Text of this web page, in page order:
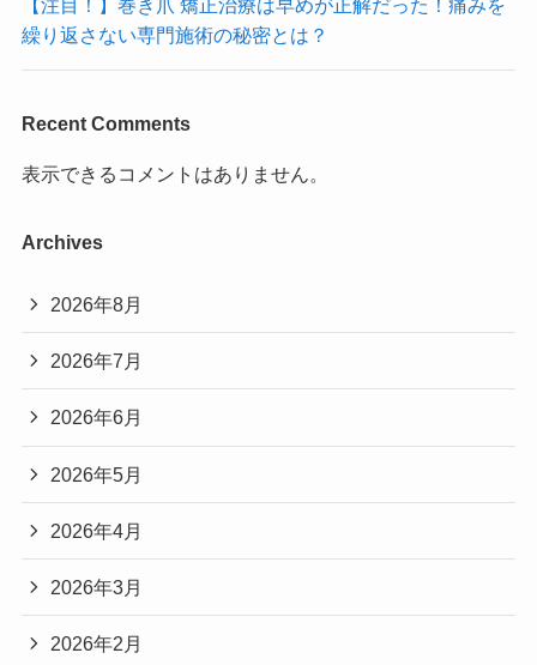
【注目！】巻き爪 矯正治療は早めが正解だった！痛みを
繰り返さない専門施術の秘密とは？
Recent Comments
表示できるコメントはありません。
Archives
2026年8月
2026年7月
2026年6月
2026年5月
2026年4月
2026年3月
2026年2月